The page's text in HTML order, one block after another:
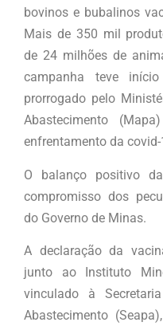
bovinos e bubalinos
Mais de 350 mil
de 24 milhões de
campanha teve
prorrogado pelo
Abastecimento
enfrentamento da covid-
O balanço positivo
compromisso dos
do Governo de Minas.
A declaração da
junto ao Instituto
vinculado à
Abastecimento